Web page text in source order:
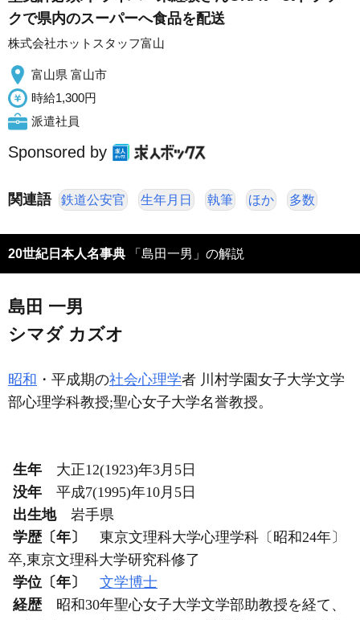
クで県内のスーパーへ食品を配送
株式会社ホットスタッフ富山
富山県 富山市
時給1,300円
派遣社員
Sponsored by
関連語 鉄道公安官 生年月日 執筆 ほか 多数
20世紀日本人名事典 「島田一男」の解説
島田 一男
シマダ カズオ
昭和 ・平成期の社会心理学者 川村学園女子大学文学
部心理学科教授;聖心女子大学名誉教授。
生年
大正12(1923)年3月5日
没年
平成7(1995)年10月5日
出生地
岩手県
学歴〔年〕
東京文理科大学心理学科〔昭和24年〕
卒,東京文理科大学研究科修了
学位〔年〕
文学博士
経歴
昭和30年聖心女子大学文学部助教授を経て、